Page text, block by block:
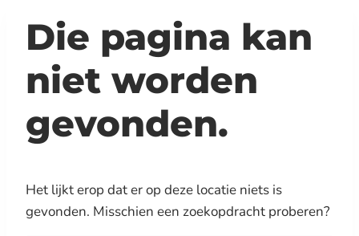
Die pagina kan
niet worden
gevonden.
Het lijkt erop dat er op deze locatie niets is
gevonden. Misschien een zoekopdracht proberen?